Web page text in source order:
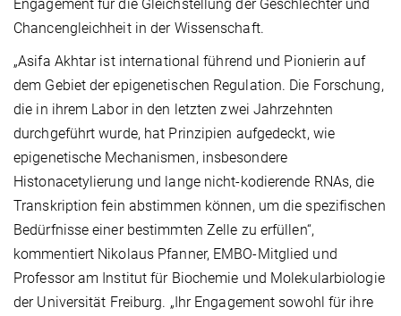
Engagement für die Gleichstellung der Geschlechter und
Chancengleichheit in der Wissenschaft.
„Asifa Akhtar ist international führend und Pionierin auf
dem Gebiet der epigenetischen Regulation. Die Forschung,
die in ihrem Labor in den letzten zwei Jahrzehnten
durchgeführt wurde, hat Prinzipien aufgedeckt, wie
epigenetische Mechanismen, insbesondere
Histonacetylierung und lange nicht-kodierende RNAs, die
Transkription fein abstimmen können, um die spezifischen
Bedürfnisse einer bestimmten Zelle zu erfüllen“,
kommentiert Nikolaus Pfanner, EMBO-Mitglied und
Professor am Institut für Biochemie und Molekularbiologie
der Universität Freiburg. „Ihr Engagement sowohl für ihre